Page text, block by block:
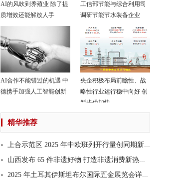
AI的风吹到养殖业 除了提
质增效还能解放人手
工信部节能与综合利用司
调研节能节水装备企业
AI合作不能错过的机遇 中
德携手加强人工智能创新
央企积极布局前瞻性、战
略性行业运行稳中向好 创
新步伐加快
精华推荐
上合示范区 2025 年中欧班列开行量创同期新...
山西发布 65 件非遗好物 打造非遗消费新热...
2025 年土耳其伊斯坦布尔国际五金展览会详...